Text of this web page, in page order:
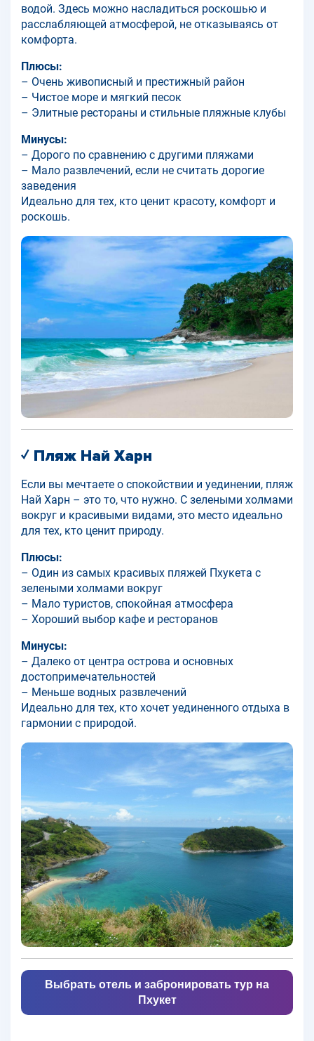
водой. Здесь можно насладиться роскошью и
расслабляющей атмосферой, не отказываясь от
комфорта.
Плюсы:
– Очень живописный и престижный район
– Чистое море и мягкий песок
– Элитные рестораны и стильные пляжные клубы
Минусы:
– Дорого по сравнению с другими пляжами
– Мало развлечений, если не считать дорогие
заведения
Идеально для тех, кто ценит красоту, комфорт и
роскошь.
✓ Пляж Най Харн
Если вы мечтаете о спокойствии и уединении, пляж
Най Харн – это то, что нужно. С зелеными холмами
вокруг и красивыми видами, это место идеально
для тех, кто ценит природу.
Плюсы:
– Один из самых красивых пляжей Пхукета с
зелеными холмами вокруг
– Мало туристов, спокойная атмосфера
– Хороший выбор кафе и ресторанов
Минусы:
– Далеко от центра острова и основных
достопримечательностей
– Меньше водных развлечений
Идеально для тех, кто хочет уединенного отдыха в
гармонии с природой.
Выбрать отель и забронировать тур на
Пхукет